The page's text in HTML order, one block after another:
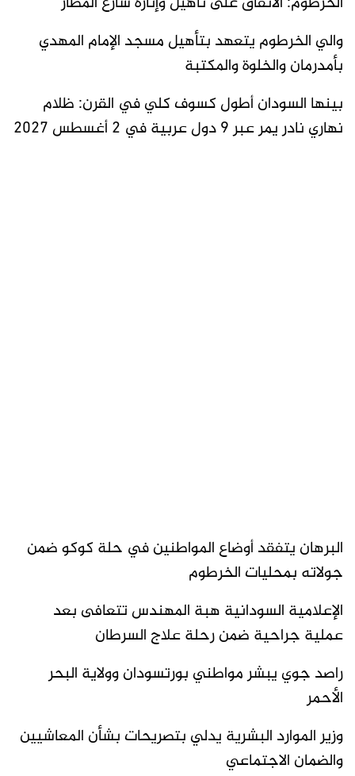
والي الخرطوم يتعهد بتأهيل مسجد الإمام المهدي
بأمدرمان والخلوة والمكتبة
بينها السودان أطول كسوف كلي في القرن: ظلام
نهاري نادر يمر عبر 9 دول عربية في 2 أغسطس 2027
البرهان يتفقد أوضاع المواطنين في حلة كوكو ضمن
جولاته بمحليات الخرطوم
الإعلامية السودانية هبة المهندس تتعافى بعد
عملية جراحية ضمن رحلة علاج السرطان
راصد جوي يبشر مواطني بورتسودان وولاية البحر
الأحمر
وزير الموارد البشرية يدلي بتصريحات بشأن المعاشيين
والضمان الاجتماعي